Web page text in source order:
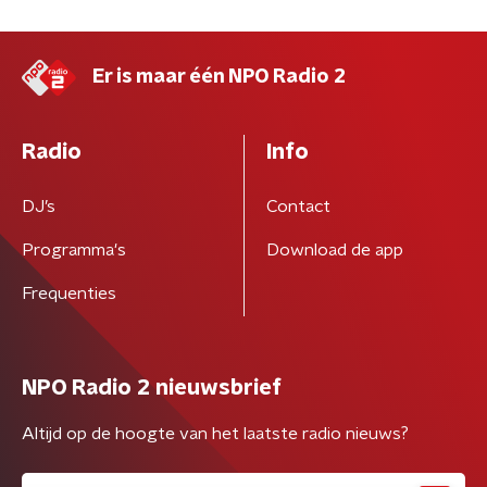
Er is maar één NPO Radio 2
Radio
DJ’s
Programma's
Frequenties
Info
Contact
Download de app
NPO Radio 2 nieuwsbrief
Altijd op de hoogte van het laatste radio nieuws?